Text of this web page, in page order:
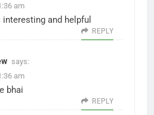
am
and helpful
REPLY
says:
am
bhai
REPLY